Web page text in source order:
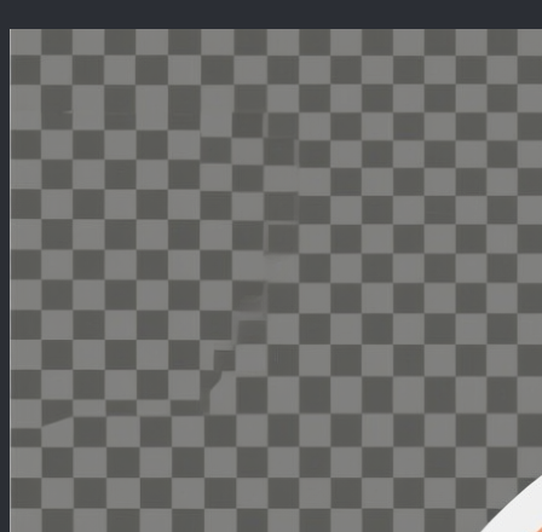
Перейти
к
содержимому